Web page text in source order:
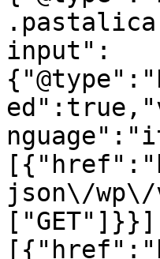
input":
json\/